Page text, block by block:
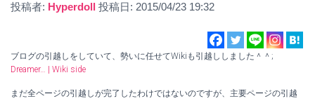
投稿者: Hyperdoll 投稿日: 2015/04/23 19:32
ブログの引越しをしていて、勢いに任せてWikiも引越ししました＾＾;
Dreamer… | Wiki side
まだ全ページの引越しが完了したわけではないのですが、主要ページの引越